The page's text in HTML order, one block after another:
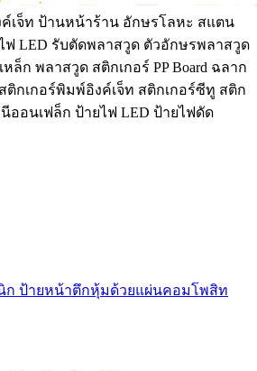
เจ็ท ป้านหน้าร้าน อักษรโลหะ สแตน
ฟ LED รับตัดพลาสวูด ตัวอักษรพลาสวูด
ล็ก พลาสวูด สติกเกอร์ PP Board ฉลาก
ติกเกอร์พิมพ์อิงค์เจ็ท สติกเกอร์ซีทู สติก
ออนเฟล็ก ป้ายไฟ LED ป้ายไฟดัด
ก ป้ายหน้าตึกหุ้มด้วยแผ่นคอมโพสิท